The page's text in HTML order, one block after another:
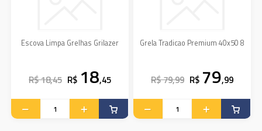
Escova Limpa Grelhas Grilazer
R$ 18,45 R$ 18,45
Grela Tradicao Premium 40x50 8
R$ 79,99 R$ 79,99